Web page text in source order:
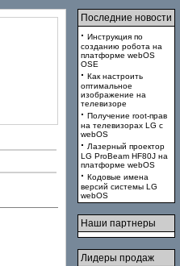
Последние новости
· Инструкция по
созданию робота на
платформе webOS
OSE
· Как настроить
оптимальное
изображение на
телевизоре
· Получение root-прав
на телевизорах LG с
webOS
· Лазерный проектор
LG ProBeam HF80J на
платформе webOS
· Кодовые имена
версий системы LG
webOS
Наши партнеры
Лидеры продаж